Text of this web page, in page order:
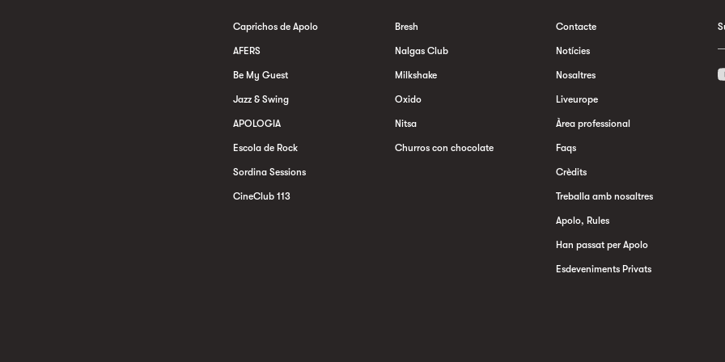
Caprichos de Apolo
AFERS
Be My Guest
Jazz & Swing
APOLOGIA
Escola de Rock
Sordina Sessions
CineClub 113
Bresh
Nalgas Club
Milkshake
Oxido
Nitsa
Churros con chocolate
Contacte
Notícies
Nosaltres
Liveurope
Àrea professional
Faqs
Crèdits
Treballa amb nosaltres
Apolo, Rules
Han passat per Apolo
Esdeveniments Privats